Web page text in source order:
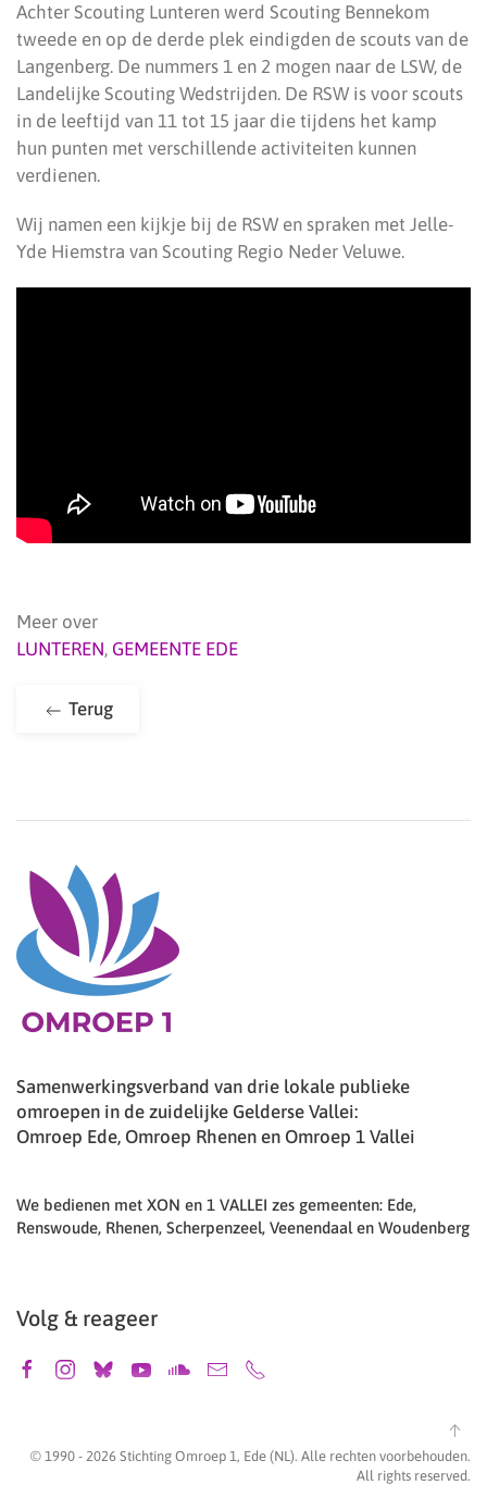
Achter Scouting Lunteren werd Scouting Bennekom
tweede en op de derde plek eindigden de scouts van de
Langenberg. De nummers 1 en 2 mogen naar de LSW, de
Landelijke Scouting Wedstrijden. De RSW is voor scouts
in de leeftijd van 11 tot 15 jaar die tijdens het kamp
hun punten met verschillende activiteiten kunnen
verdienen.
Wij namen een kijkje bij de RSW en spraken met Jelle-
Yde Hiemstra van Scouting Regio Neder Veluwe.
Meer over
LUNTEREN, GEMEENTE EDE
Terug
Samenwerkingsverband van drie lokale publieke
omroepen in de zuidelijke Gelderse Vallei:
Omroep Ede, Omroep Rhenen en Omroep 1 Vallei
We bedienen met XON en 1 VALLEI zes gemeenten: Ede,
Renswoude, Rhenen, Scherpenzeel, Veenendaal en Woudenberg
Volg & reageer
© 1990 - 2026 Stichting Omroep 1, Ede (NL). Alle rechten voorbehouden.
All rights reserved.